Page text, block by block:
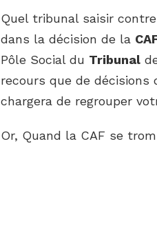
Quel tribunal saisir
dans la décision de la
Pôle Social du Tribunal
recours que de décisions
chargera de regrouper
Or, Quand la CAF se